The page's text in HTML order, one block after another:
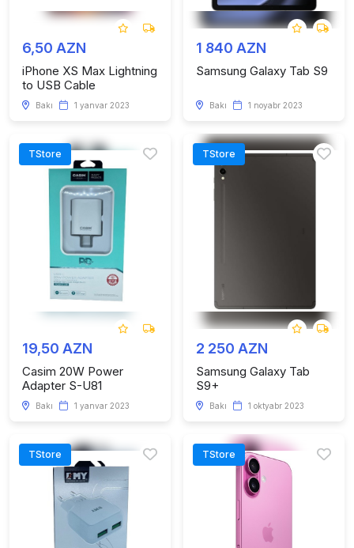
6,50 AZN
iPhone XS Max Lightning
to USB Cable
Bakı 1 yanvar 2023
1 840 AZN
Samsung Galaxy Tab S9
Bakı 1 noyabr 2023
TStore
19,50 AZN
Casim 20W Power
Adapter S-U81
Bakı 1 yanvar 2023
TStore
2 250 AZN
Samsung Galaxy Tab
S9+
Bakı 1 oktyabr 2023
TStore TStore